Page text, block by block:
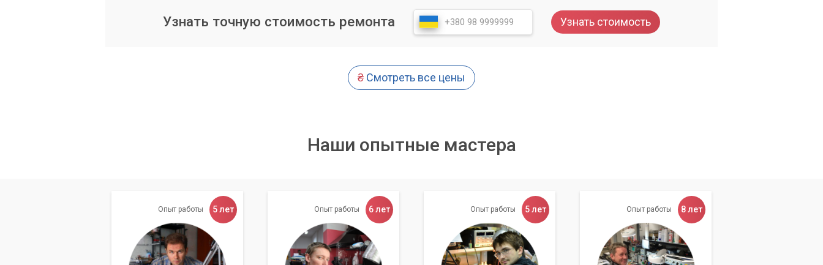
На данный момент наиболее распространены BIOS от трёх компаний:
Таблица наиболее распространённых сигналов выглядит следующим образом:
1
Неполадка блока питания
длинный,
короткий
непрерывный
не
предусмотрен
Ошибка контроллера клавиатуры
6 коротких
3,2,4
Проблемы с оперативной памятью
3 коротких короткий, длинный 1,4,2
Узнать точную стоимость ремонта Узнать стоимость
₴ Смотреть все цены
Наши опытные мастера
Опыт работы 5 лет Опыт работы 6 лет Опыт работы 5 лет Опыт работы 8 лет